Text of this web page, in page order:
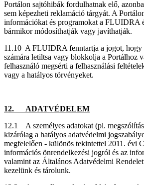
Portálon sajtóhibák fordulhatnak elő,
sem képezheti reklamáció tárgyát. A
információkat és programokat a FLUIDRA
bármikor módosíthatják vagy javíthatják.
11.10 A FLUIDRA fenntartja a jogot, hogy
számára letiltsa vagy blokkolja a Portálhoz
felhasználó megsérti a felhasználási
vagy a hatályos törvényeket.
12. ADATVÉDELEM
12.1 A személyes adatokat (pl.
kizárólag a hatályos adatvédelmi
megfelelően - különös tekintettel 2011. évi
információs önrendelkezési jogról és az
valamint az Általános Adatvédelmi
kezelünk és tárolunk.